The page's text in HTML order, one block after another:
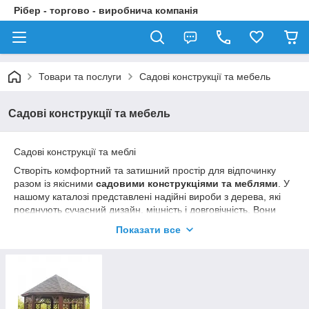
Рібер - торгово - виробнича компанія
Товари та послуги Садові конструкції та мебель
Садові конструкції та мебель
Садові конструкції та меблі
Створіть комфортний та затишний простір для відпочинку
разом із якісними садовими конструкціями та меблями . У
нашому каталозі представлені надійні вироби з дерева, які
поєднують сучасний дизайн, міцність і довговічність. Вони
заміських ділянок, баз відпочинку, кафе та ресторанів.
садові бесідки та альтанки;
дерев'яні столи та лавки;
Показати все